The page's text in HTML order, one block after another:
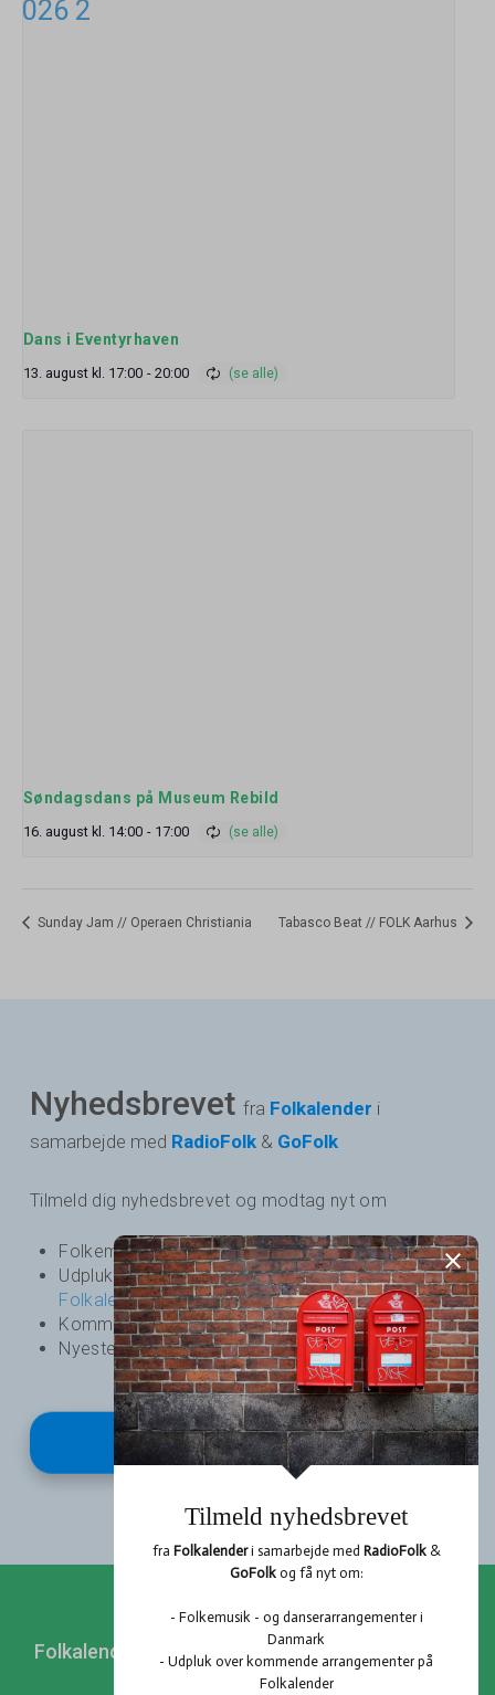
Dans i Eventyrhaven
13. august kl. 17:00 - 20:00
Søndagsdans på Museum Rebild
16. august kl. 14:00 - 17:00
Sunday Jam // Operaen Christiania Tabasco Beat // FOLK Aarhus
Nyhedsbrevet fra Folkalender i
samarbejde med RadioFolk & GoFolk
Tilmeld dig nyhedsbrevet og modtag nyt om
Folkemusik - og dansearrangementer i Danmark
Udpluk over kommende arrangementer på
Folkalender
Kommende podcasts og nyheder fraRadioFolk
Nyeste udgivelser fraGoFolk
Tilmeld
Folkalender Profil Hent Folkalender